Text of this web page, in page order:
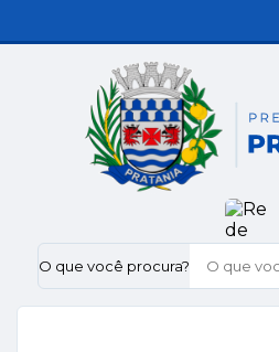
O que você procura?